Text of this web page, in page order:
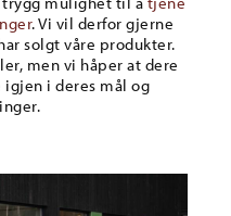
. Vi vil derfor gjerne
solgt våre produkter.
men vi håper at dere
igjen i deres mål og